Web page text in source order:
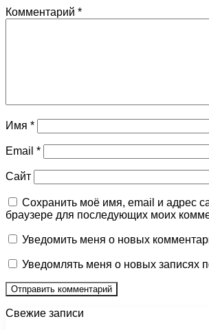
Комментарий *
Имя *
Email *
Сайт
Сохранить моё имя, email и адрес
браузере для последующих моих
Уведомить меня о новых
Уведомлять меня о новых записях
Свежие записи